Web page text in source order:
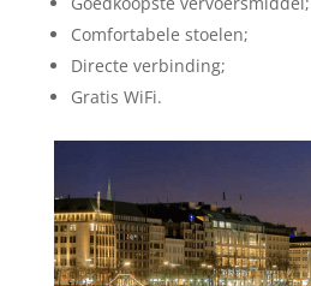
Comfortabele stoelen;
Directe verbinding;
Gratis WiFi.